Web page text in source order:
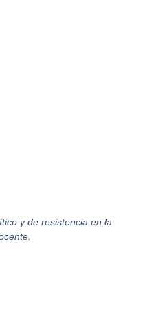
y de resistencia en la